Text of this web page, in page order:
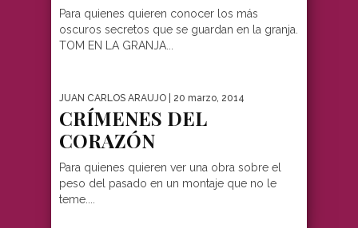
Para quienes quieren conocer los más
oscuros secretos que se guardan en la granja.
TOM EN LA GRANJA...
JUAN CARLOS ARAUJO | 20 marzo, 2014
CRÍMENES DEL
CORAZÓN
Para quienes quieren ver una obra sobre el
peso del pasado en un montaje que no le
teme....